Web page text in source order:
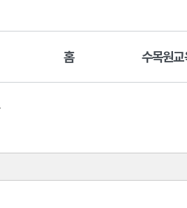
홈 수목원